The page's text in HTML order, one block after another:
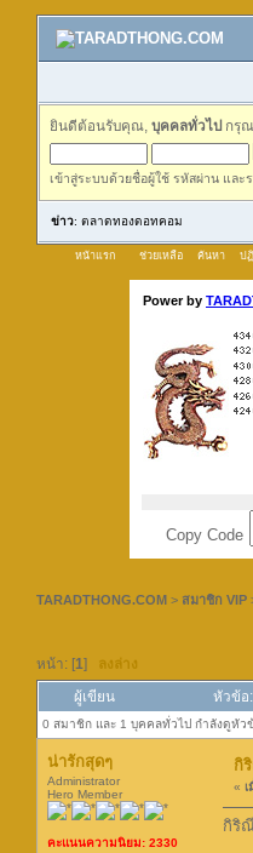
ยินดีต้อนรับคุณ, บุคคลทั่วไป กรุ
เข้าสู่ระบบด้วยชื่อผู้ใช้ รหัสผ่าน และ
ข่าว: ตลาดทองดอทคอม
หน้าแรก ช่วยเหลือ ค้นหา ป
Copy Code
TARADTHONG.COM > สมาชิก VIP
หน้า: [1] ลงล่าง
ผู้เขียน หัวข้อ
0 สมาชิก และ 1 บุคคลทั่วไป กำลังดูหัว
น่ารักสุดๆ
Administrator
Hero Member
คะแนนความนิยม: 2330
กิ
« เ
กิริ